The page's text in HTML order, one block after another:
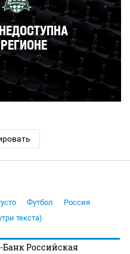
Футбол
Россия
текста)
Банк Российская